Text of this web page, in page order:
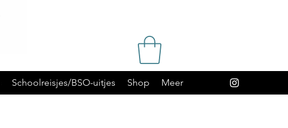
Schoolreisjes/BSO-uitjes Shop Meer